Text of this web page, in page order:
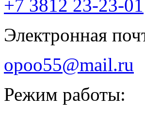
+7 3812 23-23-01
Электронная
opoo55@mail.ru
Режим работы: